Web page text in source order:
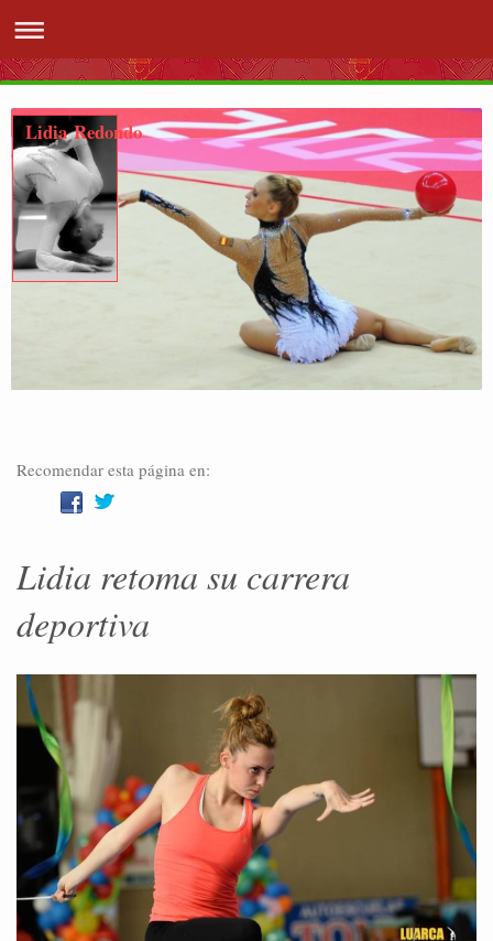
Lidia Redondo
Recomendar esta página en:
Lidia retoma su carrera
deportiva